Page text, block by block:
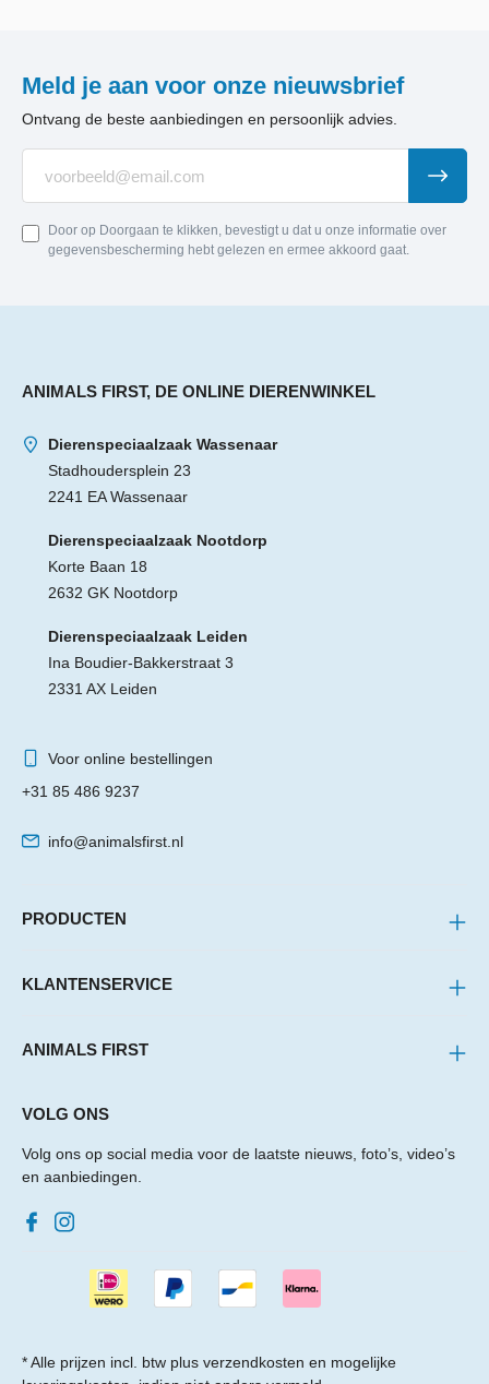
Meld je aan voor onze nieuwsbrief
Ontvang de beste aanbiedingen en persoonlijk advies.
Door op Doorgaan te klikken, bevestigt u dat u onze informatie over
gegevensbescherming hebt gelezen en ermee akkoord gaat.
ANIMALS FIRST, DE ONLINE DIERENWINKEL
Dierenspeciaalzaak Wassenaar
Stadhoudersplein 23
2241 EA Wassenaar
Dierenspeciaalzaak Nootdorp
Korte Baan 18
2632 GK Nootdorp
Dierenspeciaalzaak Leiden
Ina Boudier-Bakkerstraat 3
2331 AX Leiden
Voor online bestellingen
+31 85 486 9237
info@animalsfirst.nl
PRODUCTEN
KLANTENSERVICE
ANIMALS FIRST
VOLG ONS
Volg ons op social media voor de laatste nieuws, foto’s, video’s
en aanbiedingen.
* Alle prijzen incl. btw plus verzendkosten en mogelijke